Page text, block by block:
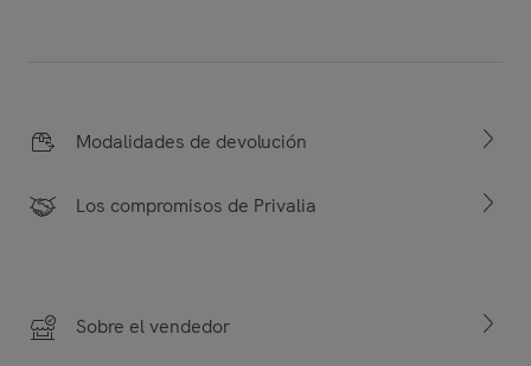
Modalidades de devolución
Los compromisos de Privalia
Sobre el vendedor